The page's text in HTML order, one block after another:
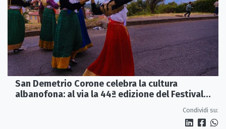
San Demetrio Corone celebra la cultura
albanofona: al via la 44ª edizione del Festival
Condividi su: